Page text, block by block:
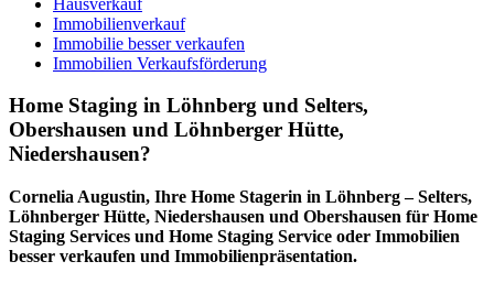
Immobilienverkauf
Immobilie besser verkaufen
Immobilien Verkaufsförderung
Home Staging in Löhnberg und Selters,
Obershausen und Löhnberger Hütte,
Niedershausen?
Cornelia Augustin, Ihre Home Stagerin in Löhnberg – Selters,
Löhnberger Hütte, Niedershausen und Obershausen für Home
Staging Services und Home Staging Service oder Immobilien
besser verkaufen und Immobilienpräsentation.